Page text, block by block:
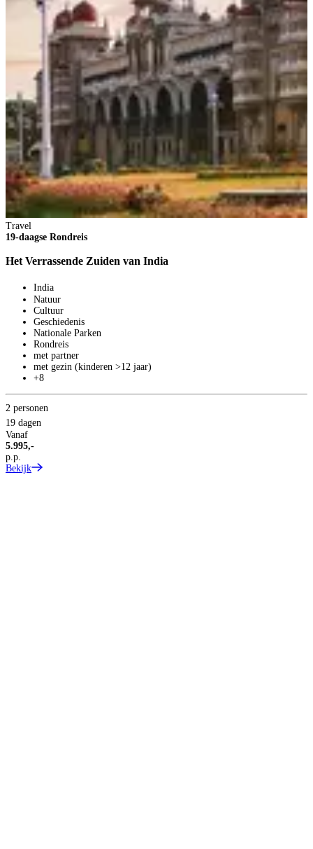
Travel
19-daagse Rondreis
Het Verrassende Zuiden van India
India
Natuur
Cultuur
Geschiedenis
Nationale Parken
Rondreis
met partner
met gezin (kinderen >12 jaar)
+8
2 personen
19 dagen
Vanaf
5.995,-
p.p.
Bekijk